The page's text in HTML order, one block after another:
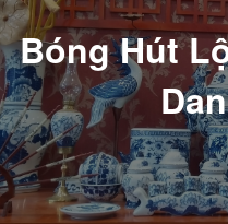
Bóng Hút